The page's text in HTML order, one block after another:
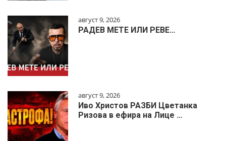
август 9, 2026
РАДЕВ МЕТЕ ИЛИ РЕВЕ…
август 9, 2026
Иво Христов РАЗБИ Цветанка
Ризова в ефира на Лице …